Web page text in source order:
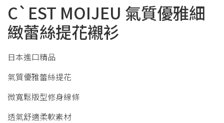
C`EST MOIJEU 氣質優雅細
緻蕾絲提花襯衫
日本進口精品
氣質優雅蕾絲提花
微寬鬆版型修身線條
透氣舒適柔軟素材